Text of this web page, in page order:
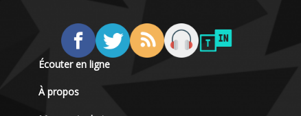
Écouter en ligne
À propos